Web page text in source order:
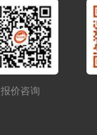
报价咨询